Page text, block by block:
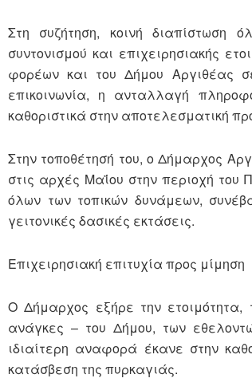
Στη συζήτηση, κοινή διαπίστωση
συντονισμού και επιχειρησιακής
φορέων και του Δήμου Αργιθέας
επικοινωνία, η ανταλλαγή
καθοριστικά στην αποτελεσματική
Στην τοποθέτησή του, ο Δήμαρχος
στις αρχές Μαΐου στην περιοχή του
όλων των τοπικών δυνάμεων,
γειτονικές δασικές εκτάσεις.
Επιχειρησιακή επιτυχία προς μίμηση
Ο Δήμαρχος εξήρε την
ανάγκες – του Δήμου, των
ιδιαίτερη αναφορά έκανε στην
κατάσβεση της πυρκαγιάς.